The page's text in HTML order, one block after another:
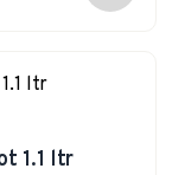
1.1 ltr